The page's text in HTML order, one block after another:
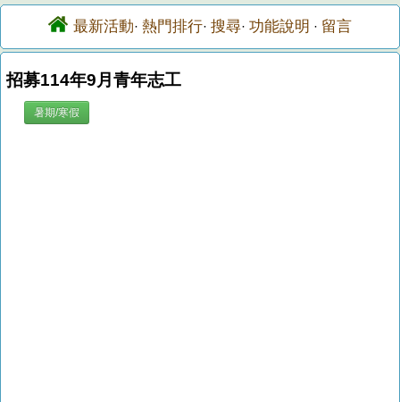
最新活動· 熱門排行· 搜尋· 功能說明 · 留言
招募114年9月青年志工
暑期/寒假